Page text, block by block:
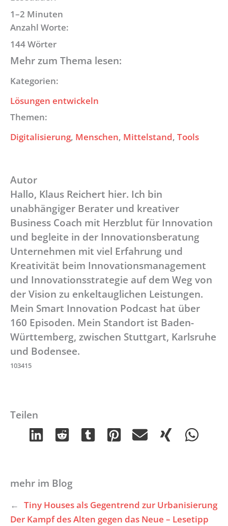
1–2 Minuten
Anzahl Worte:
144 Wörter
Mehr zum Thema lesen:
Kategorien:
Lösungen entwickeln
Themen:
Digitalisierung, Menschen, Mittelstand, Tools
Autor
Hallo, Klaus Reichert hier. Ich bin
unabhängiger Berater und kreativer
Business Coach mit Herzblut für Innovation
und begleite in der Innovationsberatung
Unternehmen mit viel Erfahrung und
Kreativität beim Innovationsmanagement
und Innovationsstrategie auf dem Weg von
der Vision zu enkeltauglichen Leistungen.
Mein Smart Innovation Podcast hat über
160 Episoden. Mein Standort ist Baden-
Württemberg, zwischen Stuttgart, Karlsruhe
und Bodensee.
103415
Teilen
mehr im Blog
← Tiny Houses als Gegentrend zur Urbanisierung
Der Kampf des Alten gegen das Neue – Lesetipp